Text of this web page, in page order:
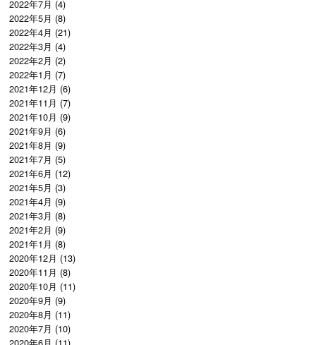
2022年7月 (4)
2022年5月 (8)
2022年4月 (21)
2022年3月 (4)
2022年2月 (2)
2022年1月 (7)
2021年12月 (6)
2021年11月 (7)
2021年10月 (9)
2021年9月 (6)
2021年8月 (9)
2021年7月 (5)
2021年6月 (12)
2021年5月 (3)
2021年4月 (9)
2021年3月 (8)
2021年2月 (9)
2021年1月 (8)
2020年12月 (13)
2020年11月 (8)
2020年10月 (11)
2020年9月 (9)
2020年8月 (11)
2020年7月 (10)